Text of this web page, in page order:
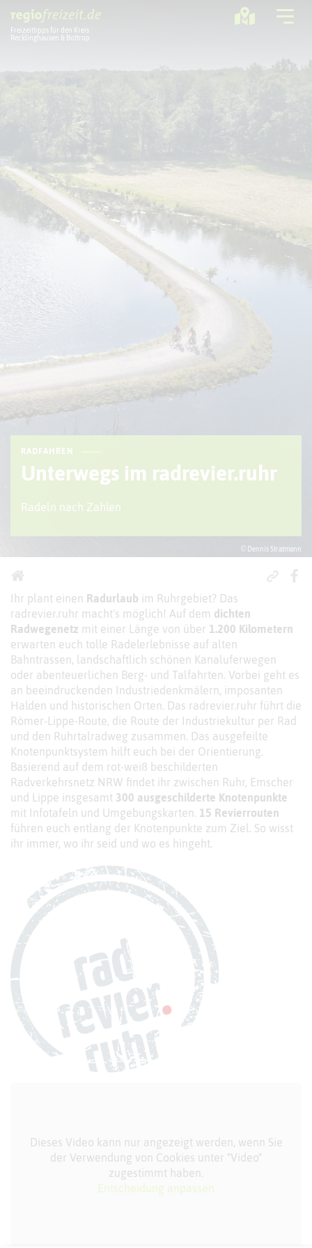
Freizeittipps für den Kreis
Recklinghausen & Bottrop
Ausflugstipps
Sport + Bewegung
Aktuelles
Freizeitregion
© Dennis Stratmann
RADFAHREN
Unterwegs im radrevier.ruhr
Radeln nach Zahlen
Ihr plant einen Radurlaub im Ruhrgebiet? Das
radrevier.ruhr macht's möglich! Auf dem dichten
Radwegenetz mit einer Länge von über 1.200 Kilometern
erwarten euch tolle Radelerlebnisse auf alten
Bahntrassen, landschaftlich schönen Kanaluferwegen
oder abenteuerlichen Berg- und Talfahrten. Vorbei geht es
an beeindruckenden Industriedenkmälern, imposanten
Halden und historischen Orten. Das radrevier.ruhr führt die
Römer-Lippe-Route, die Route der Industriekultur per Rad
und den Ruhrtalradweg zusammen. Das ausgefeilte
Knotenpunktsystem hilft euch bei der Orientierung.
Basierend auf dem rot-weiß beschilderten
Radverkehrsnetz NRW findet ihr zwischen Ruhr, Emscher
und Lippe insgesamt 300 ausgeschilderte Knotenpunkte
mit Infotafeln und Umgebungskarten. 15 Revierrouten
führen euch entlang der Knotenpunkte zum Ziel. So wisst
ihr immer, wo ihr seid und wo es hingeht.
Dieses Video kann nur angezeigt werden, wenn Sie
der Verwendung von Cookies unter "Video"
zugestimmt haben.
Entscheidung anpassen